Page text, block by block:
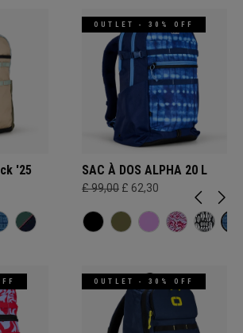
'25
OUTLET - 30% OFF
SAC À DOS ALPHA 20 L
£ 99,00 £ 62,30
OUTLET - 30% OFF